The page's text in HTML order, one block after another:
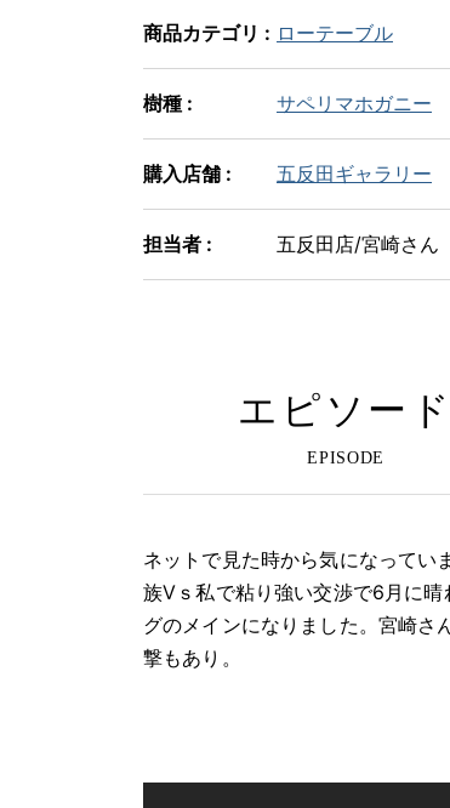
商品カテゴリ : ローテーブル
樹種 : サペリマホガニー
購入店舗 : 五反田ギャラリー
担当者 : 五反田店/宮崎さん
エピソード
ネットで見た時から気になってい
族Vｓ私で粘り強い交渉で6月に晴
グのメインになりました。宮崎さ
撃もあり。